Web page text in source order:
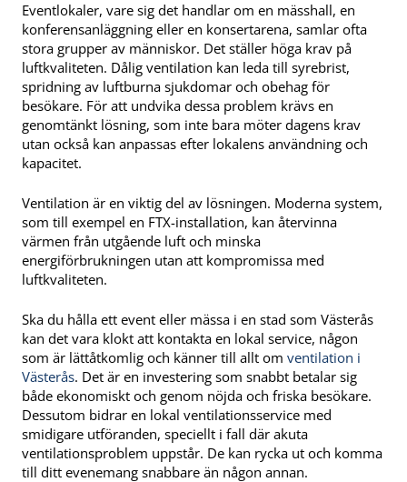
Eventlokaler, vare sig det handlar om en mässhall, en
konferensanläggning eller en konsertarena, samlar ofta
stora grupper av människor. Det ställer höga krav på
luftkvaliteten. Dålig ventilation kan leda till syrebrist,
spridning av luftburna sjukdomar och obehag för
besökare. För att undvika dessa problem krävs en
genomtänkt lösning, som inte bara möter dagens krav
utan också kan anpassas efter lokalens användning och
kapacitet.
Ventilation är en viktig del av lösningen. Moderna system,
som till exempel en FTX-installation, kan återvinna
värmen från utgående luft och minska
energiförbrukningen utan att kompromissa med
luftkvaliteten.
Ska du hålla ett event eller mässa i en stad som Västerås
kan det vara klokt att kontakta en lokal service, någon
som är lättåtkomlig och känner till allt om ventilation i
Västerås. Det är en investering som snabbt betalar sig
både ekonomiskt och genom nöjda och friska besökare.
Dessutom bidrar en lokal ventilationsservice med
smidigare utföranden, speciellt i fall där akuta
ventilationsproblem uppstår. De kan rycka ut och komma
till ditt evenemang snabbare än någon annan.